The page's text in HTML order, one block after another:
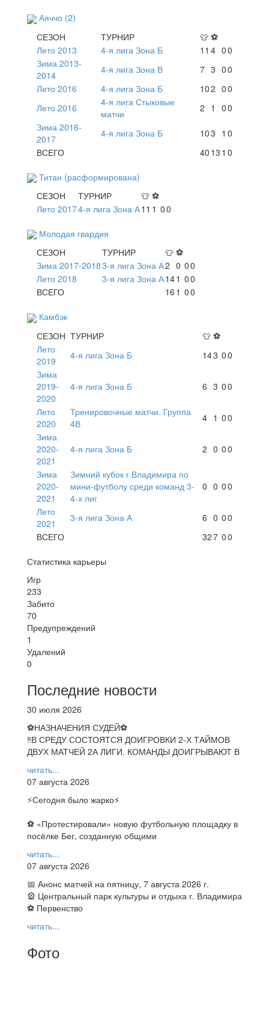
Аяччо (2)
СЕЗОН
ТУРНИР 👕 ⚽
Лето 2013
4-я лига Зона Б 11 4 00
Зима 2013-
2014
4-я лига Зона В 7 3 00
Лето 2016
4-я лига Зона Б 102 00
Лето 2016
4-я лига Стыковые
матчи
2 1 00
Зима 2016-
2017
4-я лига Зона Б 103 1 0
ВСЕГО
40 13 1 0
Титан (расформирована)
СЕЗОН
ТУРНИР 👕 ⚽
Лето 20174-я лига Зона А11 1 00
Молодая гвардия
СЕЗОН
ТУРНИР 👕 ⚽
Зима 2017-20183-я лига Зона А2 0 00
Лето 2018
3-я лига Зона А141 00
ВСЕГО
16 1 00
Камбэк
СЕЗОН ТУРНИР 👕 ⚽
Лето
2019
4-я лига Зона Б 143 00
Зима
2019-
2020
4-я лига Зона Б 6 3 00
Лето
2020
Тренировочные матчи. Группа
4В
4 1 00
Зима
2020-
2021
4-я лига Зона Б 2 0 00
Зима
2020-
2021
Зимний кубок г.Владимира по
мини-футболу среди команд 3-
4-х лиг
0 0 00
Лето
2021
3-я лига Зона А 6 0 00
ВСЕГО
327 00
Статистика карьеры
Игр
233
Забито
70
Предупреждений
1
Удалений
0
Последние новости
30 июля 2026
⚽НАЗНАЧЕНИЯ СУДЕЙ⚽
‼В СРЕДУ СОСТОЯТСЯ ДОИГРОВКИ 2-Х ТАЙМОВ
ДВУХ МАТЧЕЙ 2А ЛИГИ. КОМАНДЫ ДОИГРЫВАЮТ В
читать...
07 августа 2026
⚡️Сегодня было жарко⚡️
⚽ ️«Протестировали» новую футбольную площадку в
посёлке Бег, созданную общими
читать...
07 августа 2026
📅 Анонс матчей на пятницу, 7 августа 2026 г.
🎡 Центральный парк культуры и отдыха г. Владимира
⚽ Первенство
читать...
Фото